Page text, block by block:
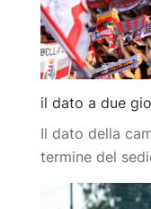
il dato a due
Il dato della
termine del